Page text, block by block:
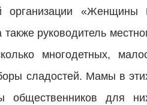
организации
руководитель
многодетных,
сладостей. Мамы в
общественников для